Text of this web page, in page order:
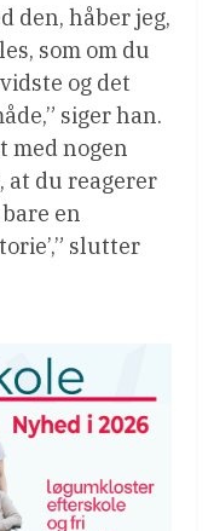
den, håber jeg,
som om du
og det
siger han.
med nogen
at du reagerer
en
slutter